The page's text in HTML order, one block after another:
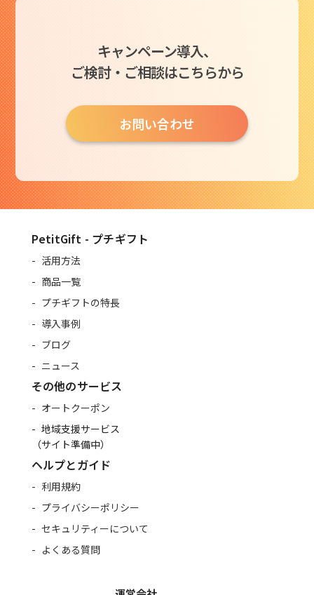
キャンペーン導入、
ご検討・ご相談はこちらから
お問い合わせ
PetitGift - プチギフト
活用方法
商品一覧
プチギフトの特長
導入事例
ブログ
ニュース
その他のサービス
オートクーポン
地域支援サービス
（サイト準備中）
ヘルプとガイド
利用規約
プライバシーポリシー
セキュリティーについて
よくある質問